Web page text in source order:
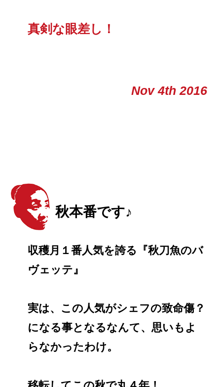
真剣な眼差し！
Nov 4th 2016
秋本番です♪
収穫月１番人気を誇る『秋刀魚のバ
ヴェッテ』
実は、この人気がシェフの致命傷？
になる事となるなんて、思いもよ
らなかったわけ。